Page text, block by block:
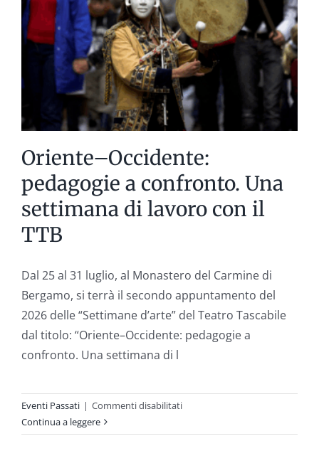
Oriente–Occidente:
pedagogie a confronto. Una
settimana di lavoro con il
TTB
Dal 25 al 31 luglio, al Monastero del Carmine di
Bergamo, si terrà il secondo appuntamento del
2026 delle “Settimane d’arte” del Teatro Tascabile
dal titolo: “Oriente–Occidente: pedagogie a
confronto. Una settimana di l
Eventi Passati | Commenti disabilitatisu
Occidente:
Continua a leggere